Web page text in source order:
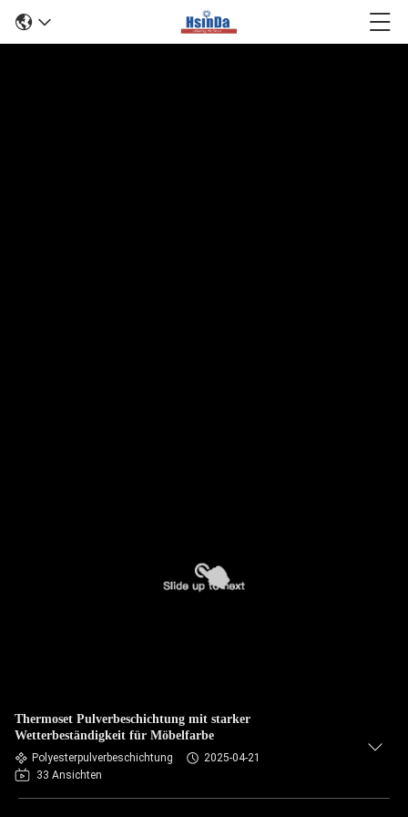
Thermoset Pulverbeschichtung mit starker
Wetterbeständigkeit für Möbelfarbe
Polyesterpulverbeschichtung
2025-04-21
33 Ansichten